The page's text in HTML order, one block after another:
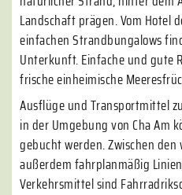
Landschaft prägen. Vom Hotel
einfachen Strandbungalows
Unterkunft. Einfache und gute
frische einheimische
Ausflüge und Transportmittel
in der Umgebung von Cha Am
gebucht werden. Zwischen
außerdem fahrplanmäßig
Verkehrsmittel sind